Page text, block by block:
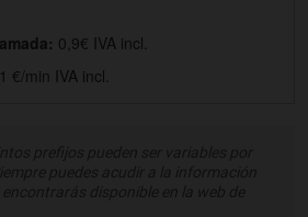
0,9€ IVA incl.
€/min IVA incl.